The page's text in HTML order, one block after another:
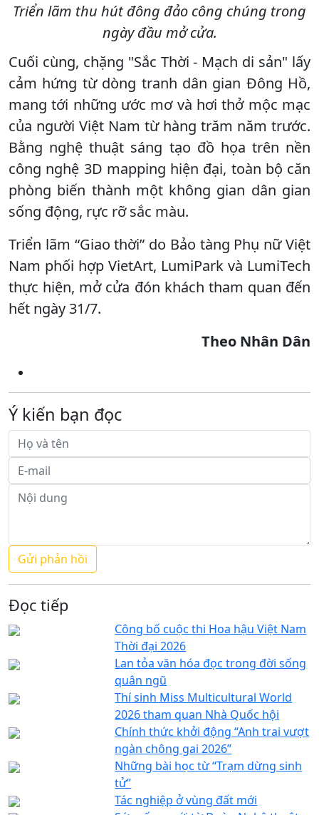
Triển lãm thu hút đông đảo công chúng trong
ngày đầu mở cửa.
Cuối cùng, chặng "Sắc Thời - Mạch di sản" lấy
cảm hứng từ dòng tranh dân gian Đông Hồ,
mang tới những ước mơ và hơi thở mộc mạc
của người Việt Nam từ hàng trăm năm trước.
Bằng nghệ thuật sáng tạo đồ họa trên nền
công nghệ 3D mapping hiện đại, toàn bộ căn
phòng biến thành một không gian dân gian
sống động, rực rỡ sắc màu.
Triển lãm “Giao thời” do Bảo tàng Phụ nữ Việt
Nam phối hợp VietArt, LumiPark và LumiTech
thực hiện, mở cửa đón khách tham quan đến
hết ngày 31/7.
Theo Nhân Dân
Ý kiến bạn đọc
Đọc tiếp
Công bố cuộc thi Hoa hậu Việt Nam
Thời đại 2026
Lan tỏa văn hóa đọc trong đời sống
quân ngũ
Thí sinh Miss Multicultural World
2026 tham quan Nhà Quốc hội
Chính thức khởi động “Anh trai vượt
ngàn chông gai 2026”
Những bài học từ “Trạm dừng sinh
tử”
Tác nghiệp ở vùng đất mới